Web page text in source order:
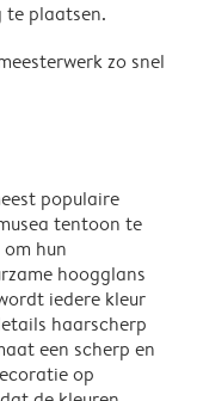
te plaatsen.
zo snel
populaire
tentoon te
hun
hoogglans
iedere kleur
haarscherp
een scherp en
op